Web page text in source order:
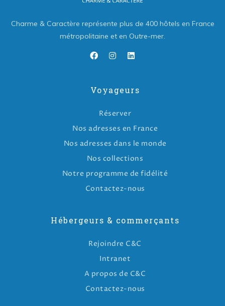
Charme & Caractère représente plus de 400 hôtels en France
métropolitaine et en Outre-mer.
Voyageurs
Réserver
Nos adresses en France
Nos adresses dans le monde
Nos collections
Notre programme de fidélité
Contactez-nous
Hébergeurs & commerçants
Rejoindre C&C
Intranet
A propos de C&C
Contactez-nous